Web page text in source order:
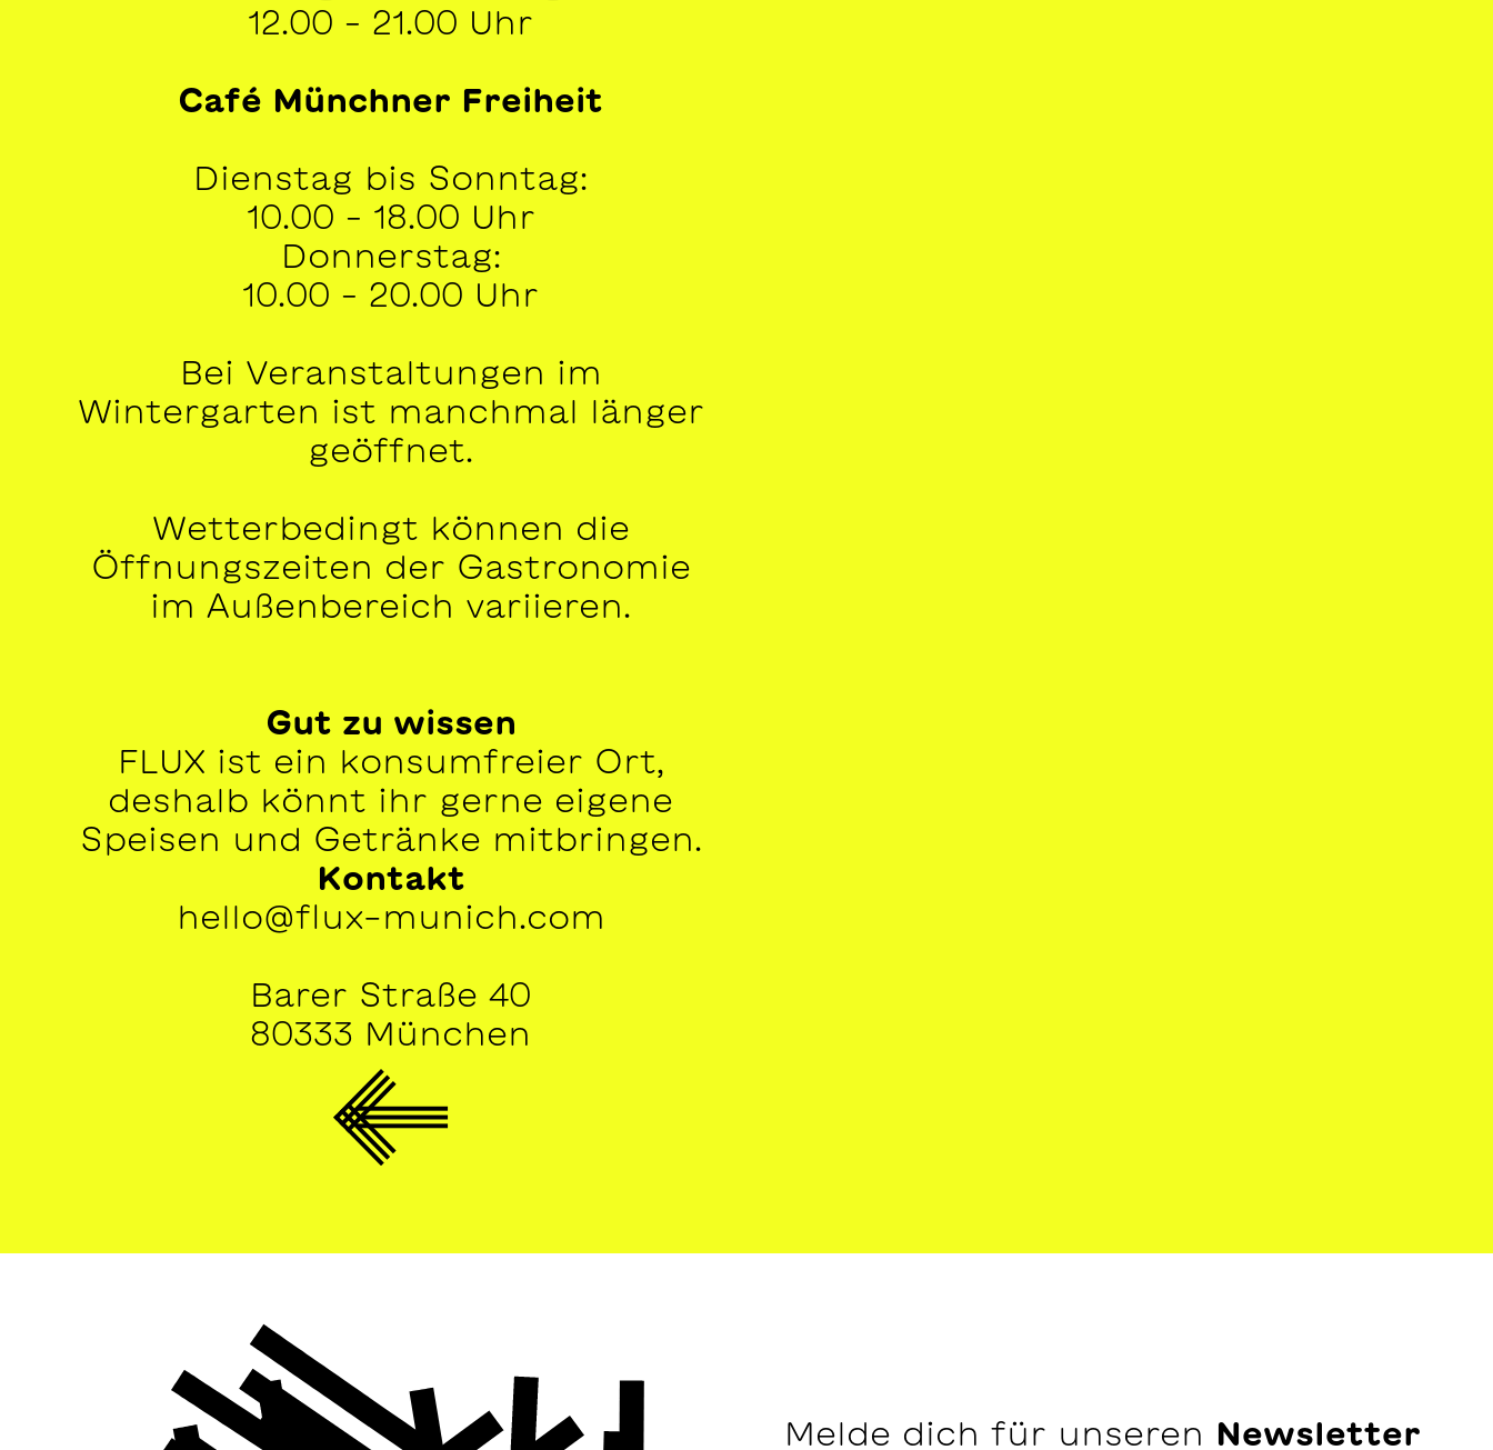
12.00 – 21.00 Uhr
Café Münchner Freiheit
Dienstag bis Sonntag:
10.00 – 18.00 Uhr
Donnerstag:
10.00 – 20.00 Uhr
Bei Veranstaltungen im
Wintergarten ist manchmal länger
geöffnet.
Wetterbedingt können die
Öffnungszeiten der Gastronomie
im Außenbereich variieren.
Gut zu wissen
FLUX ist ein konsumfreier Ort,
deshalb könnt ihr gerne eigene
Speisen und Getränke mitbringen.
Kontakt
hello@flux-munich.com
Barer Straße 40
80333 München
Melde dich für unseren Newsletter